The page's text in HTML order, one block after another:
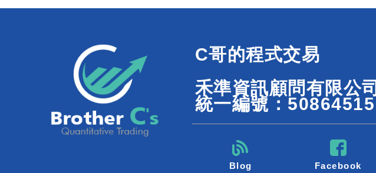
C哥的程式交易
禾準資訊顧問有限公司
統一編號：50864515
Blog Facebook